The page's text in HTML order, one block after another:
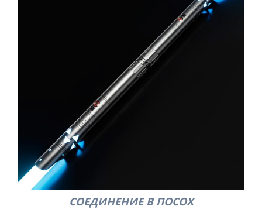
СОЕДИНЕНИЕ В ПОСОХ